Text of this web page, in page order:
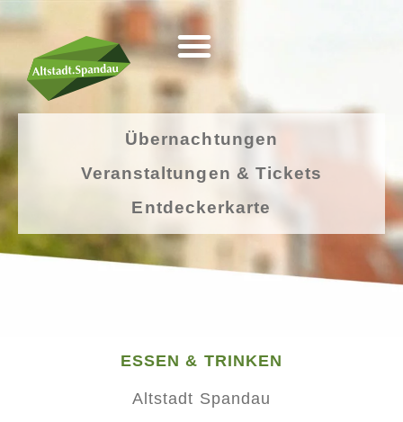
Übernachtungen
Veranstaltungen & Tickets
Entdeckerkarte
ESSEN & TRINKEN
Altstadt Spandau